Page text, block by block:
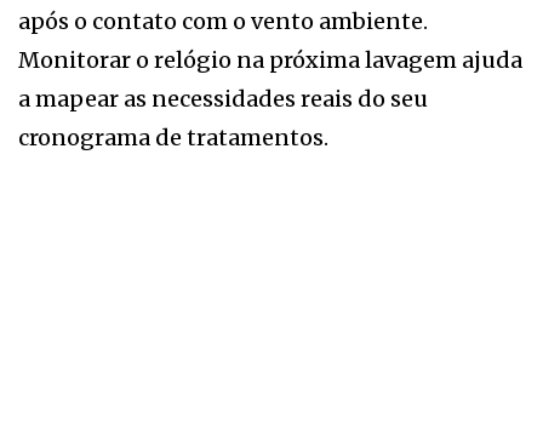
após o contato com o vento ambiente.
Monitorar o relógio na próxima lavagem ajuda
a mapear as necessidades reais do seu
cronograma de tratamentos.